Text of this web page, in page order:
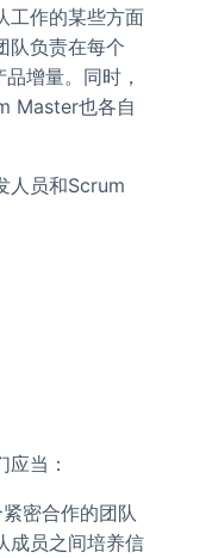
工作的某些方面
队负责在每个
增量。同时，
Master也各自
人员和Scrum
当：
密合作的团队
成员之间培养信